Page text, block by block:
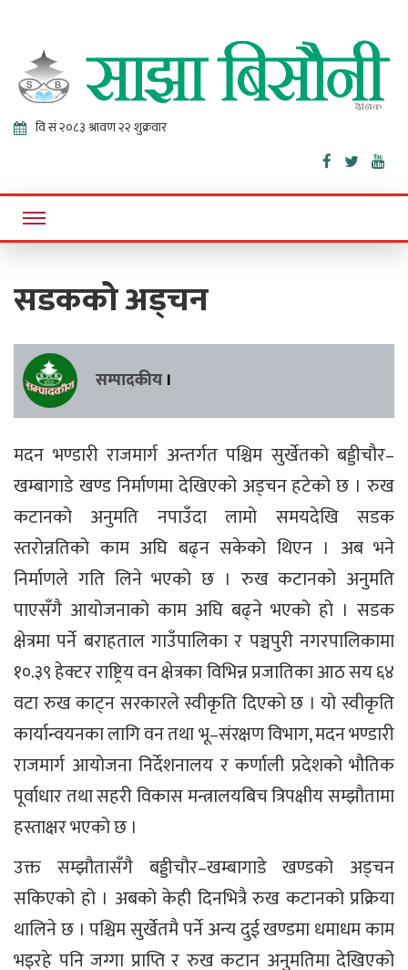
Sajha
Bisaunee
Online News Portal
सडकको अड्चन
सम्पादकीय ।
मदन भण्डारी राजमार्ग अन्तर्गत पश्चिम सुर्खेतको बड्डीचौर–
खम्बागाडे खण्ड निर्माणमा देखिएको अड्चन हटेको छ । रुख
कटानको अनुमति नपाउँदा लामो समयदेखि सडक
स्तरोन्नतिको काम अघि बढ्न सकेको थिएन । अब भने
निर्माणले गति लिने भएको छ । रुख कटानको अनुमति
पाएसँगै आयोजनाको काम अघि बढ्ने भएको हो । सडक
क्षेत्रमा पर्ने बराहताल गाउँपालिका र पञ्चपुरी नगरपालिकामा
१०.३९ हेक्टर राष्ट्रिय वन क्षेत्रका विभिन्न प्रजातिका आठ सय ६४
वटा रुख काट्न सरकारले स्वीकृति दिएको छ । यो स्वीकृति
कार्यान्वयनका लागि वन तथा भू–संरक्षण विभाग, मदन भण्डारी
राजमार्ग आयोजना निर्देशनालय र कर्णाली प्रदेशको भौतिक
पूर्वाधार तथा सहरी विकास मन्त्रालयबिच त्रिपक्षीय सम्झौतामा
हस्ताक्षर भएको छ ।
उक्त सम्झौतासँगै बड्डीचौर–खम्बागाडे खण्डको अड्चन
सकिएको हो । अबको केही दिनभित्रै रुख कटानको प्रक्रिया
थालिने छ । पश्चिम सुर्खेतमै पर्ने अन्य दुई खण्डमा धमाधम काम
भइरहे पनि जग्गा प्राप्ति र रुख कटान अनुमतिमा देखिएको